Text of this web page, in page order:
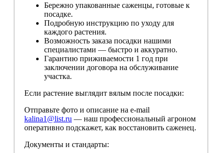
Бережно упакованные саженцы, готовые к
посадке.
Подробную инструкцию по уходу для
каждого растения.
Возможность заказа посадки нашими
специалистами — быстро и аккуратно.
Гарантию приживаемости 1 год при
заключении договора на обслуживание
участка.
Если растение выглядит вялым после посадки:
Отправьте фото и описание на e-mail
kalina1@list.ru — наш профессиональный агроном
оперативно подскажет, как восстановить саженец.
Документы и стандарты: